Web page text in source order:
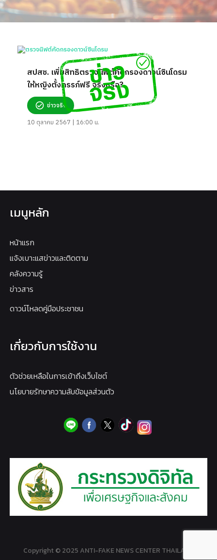
สปสช. เพิ่มสิทธิตรวจนิฟต์คัดกรองดาวน์ซินโดรม
ให้หญิงตั้งครรภ์ฟรี จริงหรือ?
ข่าวจริง
10 ตุลาคม 2567 | 16:00 น.
เมนูหลัก
หน้าแรก
แจ้งเบาะแสข่าวและติดตาม
คลังความรู้
ข่าวสาร
ดาวน์โหลดคู่มือประชาชน
เกี่ยวกับการใช้งาน
ตัวช่วยเหลือในการเข้าถึงเว็บไซต์
นโยบายรักษาความลับข้อมูลส่วนตัว
Copyright © 2025 ANTI-FAKE NEWS CENTER THAILAND